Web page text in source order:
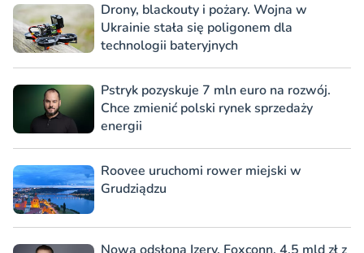
Drony, blackouty i pożary. Wojna w
Ukrainie stała się poligonem dla
technologii bateryjnych
Pstryk pozyskuje 7 mln euro na rozwój.
Chce zmienić polski rynek sprzedaży
energii
Roovee uruchomi rower miejski w
Grudziądzu